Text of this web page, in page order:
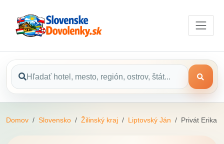
Domov Slovensko Žilinský kraj Liptovský Ján Privát Erika